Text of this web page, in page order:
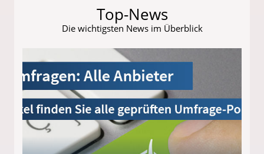
Top-News
Die wichtigsten News im Überblick